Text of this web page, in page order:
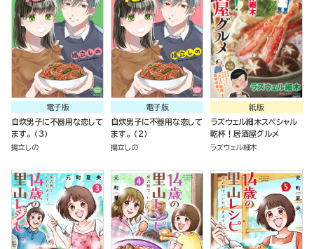
電子版
自炊男子に不器用な恋して
ます。 （3）
揚立しの
電子版
自炊男子に不器用な恋して
ます。 （2）
揚立しの
紙版
ラズウェル細木スペシャル
乾杯！居酒屋グルメ
ラズウェル細木